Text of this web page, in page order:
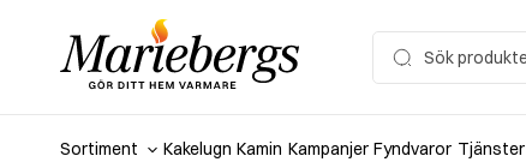
for:
Sortiment Kakelugn Kamin Kampanjer Fyndvaror Tjänster